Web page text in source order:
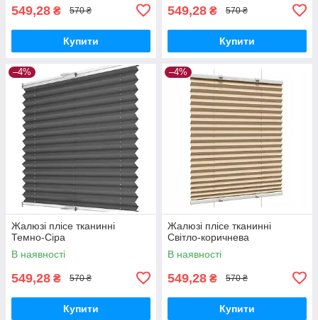
549,28 ₴ 570 ₴
Купити
549,28 ₴ 570 ₴
Купити
–4%
Жалюзі плісе тканинні
Темно-Сіра
В наявності
549,28 ₴ 570 ₴
Купити
–4%
Жалюзі плісе тканинні
Світло-коричнева
В наявності
549,28 ₴ 570 ₴
Купити